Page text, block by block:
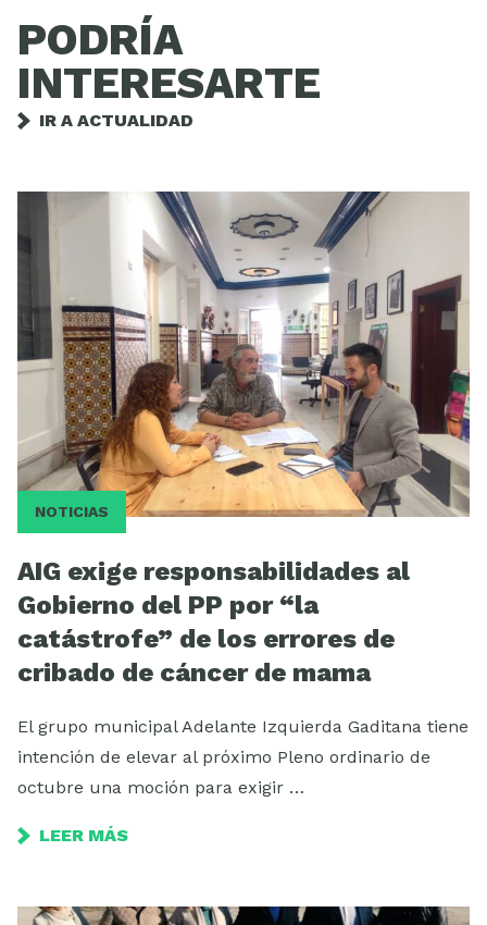
PODRÍA
INTERESARTE
IR A ACTUALIDAD
NOTICIAS
AIG exige responsabilidades al
Gobierno del PP por “la
catástrofe” de los errores de
cribado de cáncer de mama
El grupo municipal Adelante Izquierda Gaditana tiene
intención de elevar al próximo Pleno ordinario de
octubre una moción para exigir …
LEER MÁS